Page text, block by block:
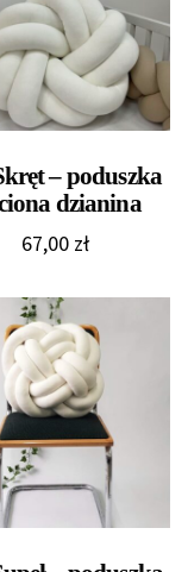
– poduszka
dzianina
67,00 zł